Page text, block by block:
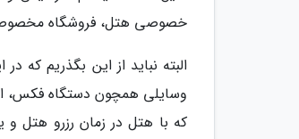
خصوصی هتل، فروشگاه مخصوص
البته نباید از این بگذریم که
وسایلی همچون دستگاه فکس،
که با هتل در زمان رزرو هتل و